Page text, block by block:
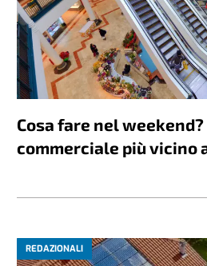
Cosa fare nel
commerciale più vicino
REDAZIONALI